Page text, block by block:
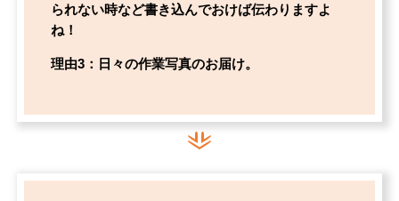
られない時など書き込んでおけば伝わりますよ
ね！
理由3：日々の作業写真のお届け。